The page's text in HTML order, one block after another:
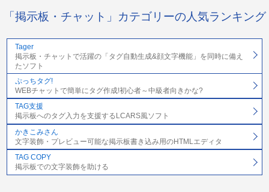
「掲示板・チャット」カテゴリーの人気ランキング
Tager
掲示板・チャットで活躍の「タグ自動生成&顔文字機能」を同時に備え
たソフト
ぷっちタグ!
WEBチャットで簡単にタグ作成!初心者～中級者向きかな?
TAG支援
掲示板へのタグ入力を支援するLCARS風ソフト
かきこみさん
文字装飾・プレビュー可能な掲示板書き込み用のHTMLエディタ
TAG COPY
掲示板での文字装飾を助ける